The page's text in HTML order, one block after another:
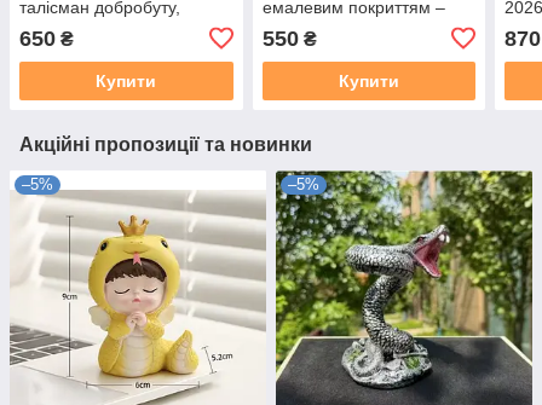
талісман добробуту,
гармонії та успіху, декор
для дому, офісу або
робочого столу
650 ₴
Купити
емалевим покриттям –
зелених тонах
550₴
Купити
870
Акційні пропозиції та новинки
–5% –5%